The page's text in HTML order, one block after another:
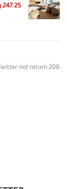
247.25
not return 200